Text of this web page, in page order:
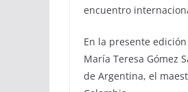
encuentro
En la presente
María Teresa Gómez
de Argentina, el